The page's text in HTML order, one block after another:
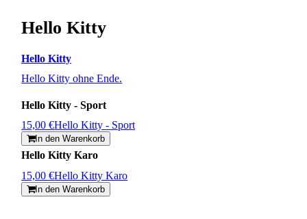
Hello Kitty
Hello Kitty
Hello Kitty ohne Ende.
Hello Kitty - Sport
15,00 €Hello Kitty - Sport
In den Warenkorb
Hello Kitty Karo
15,00 €Hello Kitty Karo
In den Warenkorb